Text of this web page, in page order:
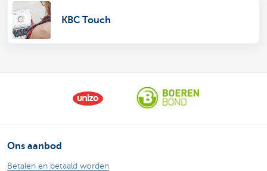
KBC Touch
Ons aanbod
Betalen en betaald worden